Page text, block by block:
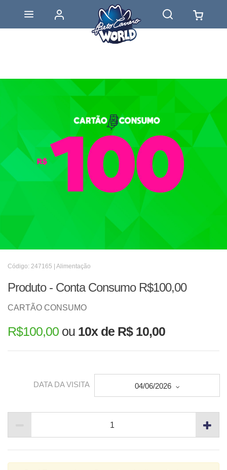
Código: 247165 | Alimentação
Produto - Conta Consumo R$100,00
CARTÃO CONSUMO
R$100,00 ou 10x de R$ 10,00
DATA DA VISITA 04/06/2026